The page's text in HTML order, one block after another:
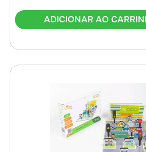
ADICIONAR AO